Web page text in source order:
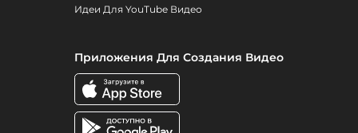
Идеи Для YouTube Видео
Приложения Для Создания Видео